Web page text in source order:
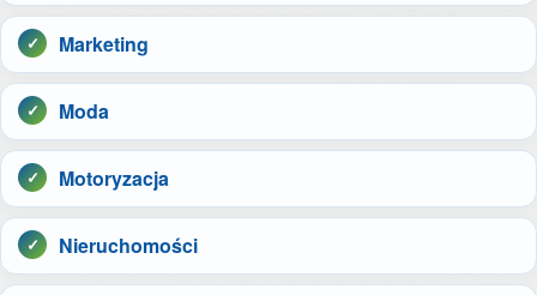
Marketing
Moda
Motoryzacja
Nieruchomości